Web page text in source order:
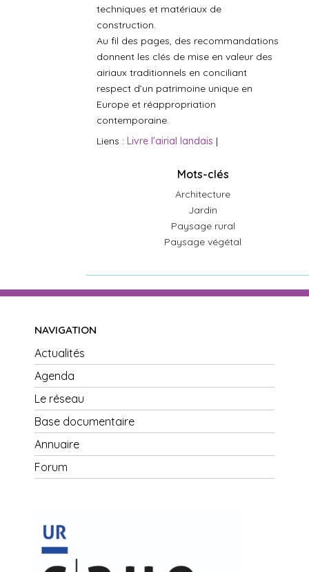
techniques et matériaux de
construction.
Au fil des pages, des recommandations
donnent les clés de mise en valeur des
airiaux traditionnels en conciliant
respect d’un patrimoine unique en
Europe et réappropriation
contemporaine.
Liens : Livre l'airial landais |
Mots-clés
Architecture
Jardin
Paysage rural
Paysage végétal
NAVIGATION
Actualités
Agenda
Le réseau
Base documentaire
Annuaire
Forum